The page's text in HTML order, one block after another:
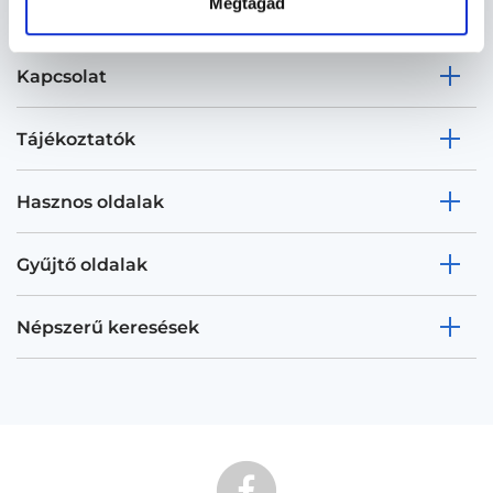
Kapcsolat
Tájékoztatók
Hasznos oldalak
Gyűjtő oldalak
Népszerű keresések